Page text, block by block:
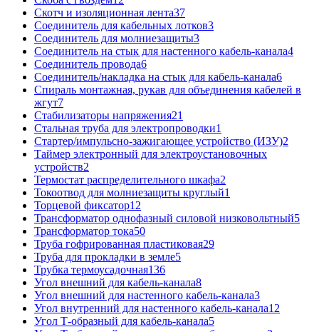
Скотч и изоляционная лента37
Соединитель для кабельных лотков3
Соединитель для молниезащиты3
Соединитель на стык для настенного кабель-канала4
Соединитель провода6
Соединитель/накладка на стык для кабель-канала6
Спираль монтажная, рукав для объединения кабелей в
жгут7
Стабилизаторы напряжения21
Стальная труба для электропроводки1
Стартер/импульсно-зажигающее устройство (ИЗУ)2
Таймер электронный для электроустановочных
устройств2
Термостат распределительного шкафа2
Токоотвод для молниезащиты круглый1
Торцевой фиксатор12
Трансформатор однофазный силовой низковольтный5
Трансформатор тока50
Труба гофрированная пластиковая29
Труба для прокладки в земле5
Трубка термоусадочная136
Угол внешний для кабель-канала8
Угол внешний для настенного кабель-канала3
Угол внутренний для настенного кабель-канала12
Угол Т-образный для кабель-канала5